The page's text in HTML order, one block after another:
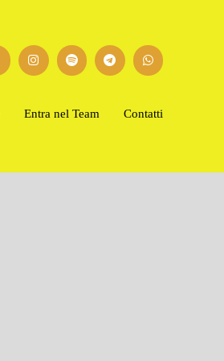
Entra nel Team Contatti